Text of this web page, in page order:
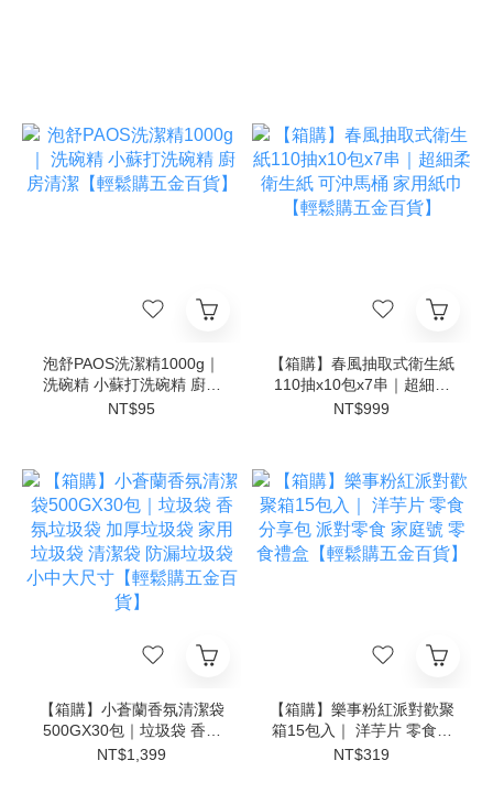
泡舒PAOS洗潔精1000g｜
洗碗精 小蘇打洗碗精 廚房
清潔【輕鬆購五金百貨】
NT$95
【箱購】春風抽取式衛生紙
110抽x10包x7串｜超細柔
衛生紙 可沖馬桶 家用紙巾
NT$999
【箱購】小蒼蘭香氛清潔袋
500GX30包｜垃圾袋 香氛
垃圾袋 加厚垃圾袋 家用垃
NT$1,399
【箱購】樂事粉紅派對歡聚
箱15包入｜ 洋芋片 零食分
享包 派對零食 家庭號 零食
NT$319